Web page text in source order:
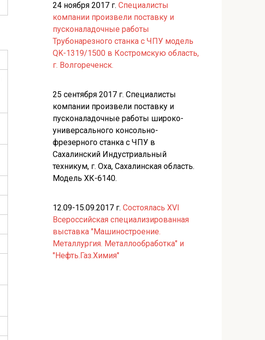
24 ноября 2017 г. Специалисты
компании произвели поставку и
пусконаладочные работы
Трубонарезного станка с ЧПУ модель
QK-1319/1500 в Костромскую область,
г. Волгореченск.
25 сентября 2017 г. Специалисты
компании произвели поставку и
пусконаладочные работы широко-
универсального консольно-
фрезерного станка с ЧПУ в
Сахалинский Индустриальный
техникум, г. Оха, Сахалинская область.
Модель ХК-6140.
12.09-15.09.2017 г. Состоялась XVI
Всероссийская специализированная
выставка "Машиностроение.
Металлургия. Металлообработка" и
"Нефть.Газ.Химия"